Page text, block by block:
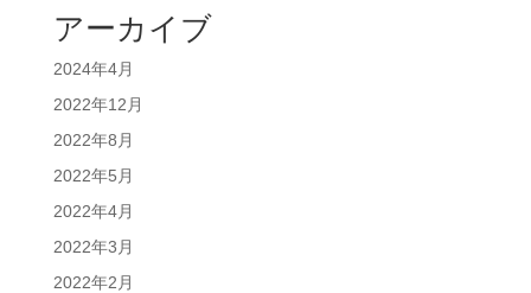
アーカイブ
2024年4月
2022年12月
2022年8月
2022年5月
2022年4月
2022年3月
2022年2月